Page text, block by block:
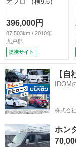
396,000円
87,503km / 2010年
九戸郡
提携サイト
【
IDOM
株式会
ホン